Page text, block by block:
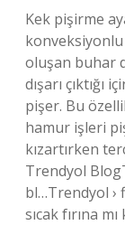
Kek pişirme
konveksiyonlu
oluşan buhar
dışarı çıktığı
pişer. Bu
hamur işleri
kızartırken
Trendyol
bl…Trendyol
sıcak fırına